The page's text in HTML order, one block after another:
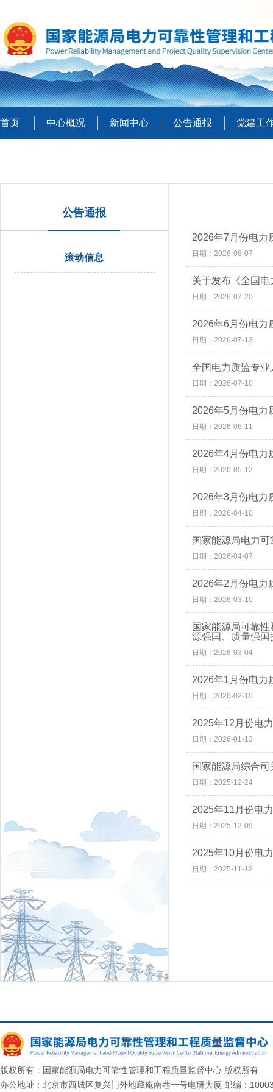
首页 中心概况 新闻中心 公告通报 党建工
公告通报
滚动信息
2026年7月份电力
日期：2026-08-07
关于发布《全国
日期：2026-07-20
2026年6月份电力
日期：2026-07-13
全国电力质监专
日期：2026-07-10
2026年5月份电力
日期：2026-06-11
2026年4月份电力
日期：2026-05-12
2026年3月份电力
日期：2026-04-10
国家能源局电力
日期：2026-04-07
2026年2月份电力
日期：2026-03-10
国家能源局可靠
源强国、质量强
日期：2026-03-04
2026年1月份电力
日期：2026-02-10
2025年12月份电
日期：2026-01-13
国家能源局综合
日期：2025-12-24
2025年11月份电
日期：2025-12-09
2025年10月份电
日期：2025-11-12
版权所有：国家能源局电力可靠性管理和工程质量监督中心 版权所有
办公地址：北京市西城区复兴门外地藏庵南巷一号电研大厦 邮编：